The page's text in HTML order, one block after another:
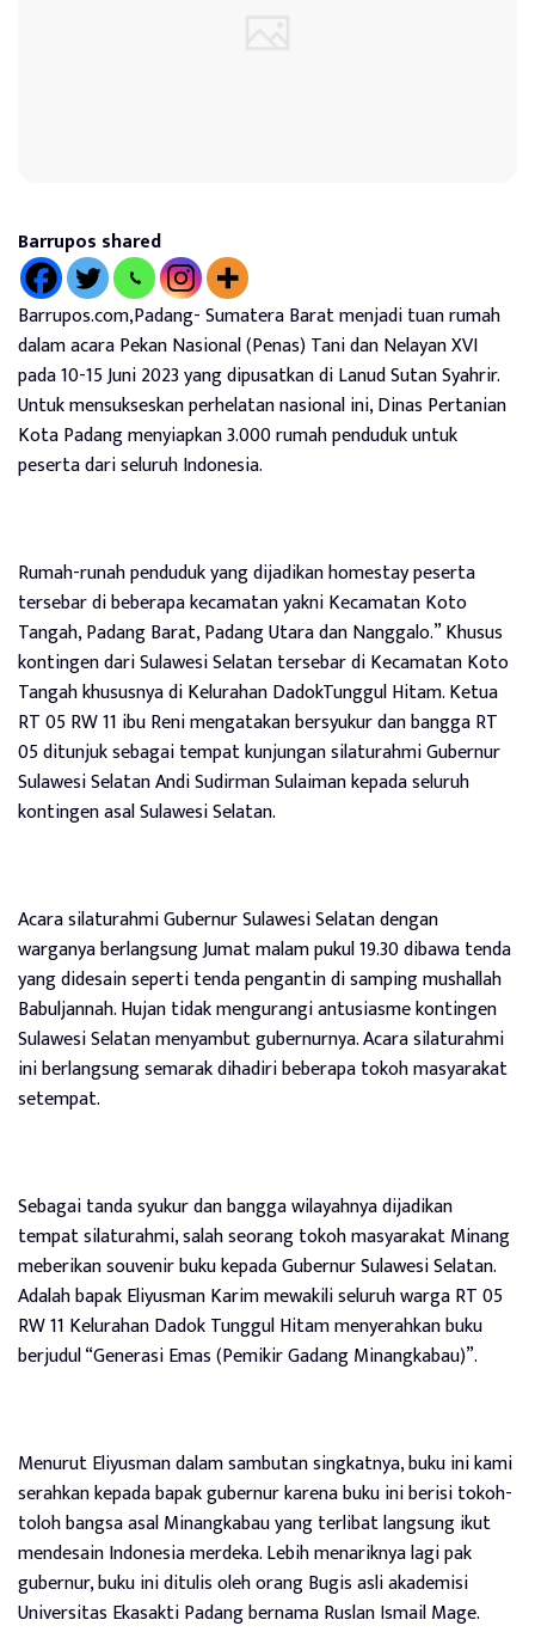
Barrupos shared
Barrupos.com,Padang- Sumatera Barat menjadi tuan rumah
dalam acara Pekan Nasional (Penas) Tani dan Nelayan XVI
pada 10-15 Juni 2023 yang dipusatkan di Lanud Sutan Syahrir.
Untuk mensukseskan perhelatan nasional ini, Dinas Pertanian
Kota Padang menyiapkan 3.000 rumah penduduk untuk
peserta dari seluruh Indonesia.
Rumah-runah penduduk yang dijadikan homestay peserta
tersebar di beberapa kecamatan yakni Kecamatan Koto
Tangah, Padang Barat, Padang Utara dan Nanggalo.” Khusus
kontingen dari Sulawesi Selatan tersebar di Kecamatan Koto
Tangah khususnya di Kelurahan DadokTunggul Hitam. Ketua
RT 05 RW 11 ibu Reni mengatakan bersyukur dan bangga RT
05 ditunjuk sebagai tempat kunjungan silaturahmi Gubernur
Sulawesi Selatan Andi Sudirman Sulaiman kepada seluruh
kontingen asal Sulawesi Selatan.
Acara silaturahmi Gubernur Sulawesi Selatan dengan
warganya berlangsung Jumat malam pukul 19.30 dibawa tenda
yang didesain seperti tenda pengantin di samping mushallah
Babuljannah. Hujan tidak mengurangi antusiasme kontingen
Sulawesi Selatan menyambut gubernurnya. Acara silaturahmi
ini berlangsung semarak dihadiri beberapa tokoh masyarakat
setempat.
Sebagai tanda syukur dan bangga wilayahnya dijadikan
tempat silaturahmi, salah seorang tokoh masyarakat Minang
meberikan souvenir buku kepada Gubernur Sulawesi Selatan.
Adalah bapak Eliyusman Karim mewakili seluruh warga RT 05
RW 11 Kelurahan Dadok Tunggul Hitam menyerahkan buku
berjudul “Generasi Emas (Pemikir Gadang Minangkabau)”.
Menurut Eliyusman dalam sambutan singkatnya, buku ini kami
serahkan kepada bapak gubernur karena buku ini berisi tokoh-
toloh bangsa asal Minangkabau yang terlibat langsung ikut
mendesain Indonesia merdeka. Lebih menariknya lagi pak
gubernur, buku ini ditulis oleh orang Bugis asli akademisi
Universitas Ekasakti Padang bernama Ruslan Ismail Mage.